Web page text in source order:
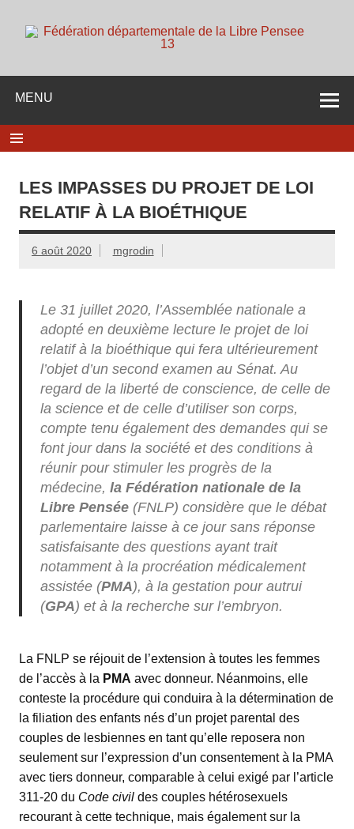
content
dieu ni maitre
MENU
LES IMPASSES DU PROJET DE LOI
RELATIF À LA BIOÉTHIQUE
6 août 2020 mgrodin
Le 31 juillet 2020, l’Assemblée nationale a
adopté en deuxième lecture le projet de loi
relatif à la bioéthique qui fera ultérieurement
l’objet d’un second examen au Sénat. Au
regard de la liberté de conscience, de celle de
la science et de celle d’utiliser son corps,
compte tenu également des demandes qui se
font jour dans la société et des conditions à
réunir pour stimuler les progrès de la
médecine, la Fédération nationale de la
Libre Pensée(FNLP) considère que le débat
parlementaire laisse à ce jour sans réponse
satisfaisante des questions ayant trait
notamment à la procréation médicalement
assistée (PMA), à la gestation pour autrui
(GPA) et à la recherche sur l’embryon.
La FNLP se réjouit de l’extension à toutes les femmes
de l’accès à la PMA avec donneur. Néanmoins, elle
conteste la procédure qui conduira à la détermination de
la filiation des enfants nés d’un projet parental des
couples de lesbiennes en tant qu’elle reposera non
seulement sur l’expression d’un consentement à la PMA
avec tiers donneur, comparable à celui exigé par l’article
311-20 du Code civil des couples hétérosexuels
recourant à cette technique, mais également sur la